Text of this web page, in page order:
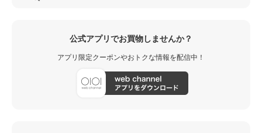
公式アプリでお買物しませんか？
アプリ限定クーポンやおトクな情報を配信中！